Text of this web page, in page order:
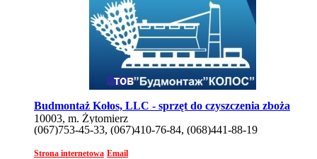
Budmontaż Kołos, LLC - sprzęt do czyszczenia zboża
10003, m. Żytomierz
(067)753-45-33, (067)410-76-84, (068)441-88-19
Strona internetowa Email